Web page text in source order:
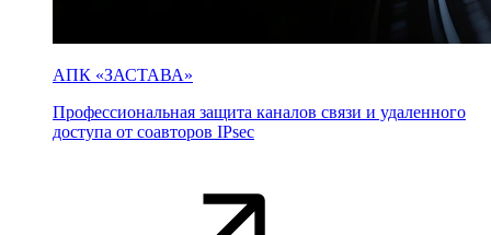
АПК «ЗАСТАВА»
Профессиональная защита каналов связи и удаленного
доступа от соавторов IPsec